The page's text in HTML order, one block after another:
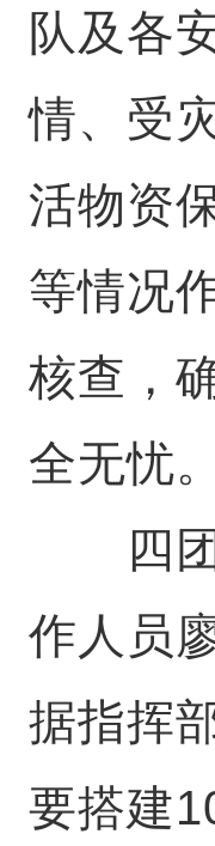
队及各
情、受
活物资
等情况
核查，
全无忧。
四团
作人员
据指挥
要搭建